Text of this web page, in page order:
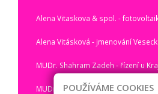
Alena Vitaskova & spol. -
Alena Vitásková - jmenování
MUDr. Shahram Zadeh - řízení u
MUDr. Shahram Zadeh - řízení u
POUŽÍVÁME COOKIES